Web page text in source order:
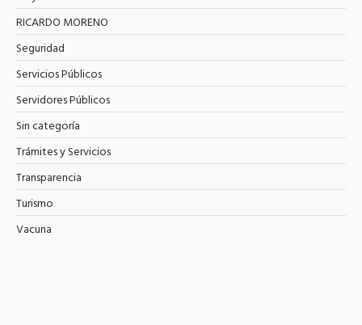
RICARDO MORENO
Seguridad
Servicios Públicos
Servidores Públicos
Sin categoría
Trámites y Servicios
Transparencia
Turismo
Vacuna